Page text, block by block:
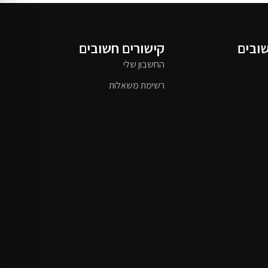
קישורים חשובים
החשבון שלי
רשימת משאלות